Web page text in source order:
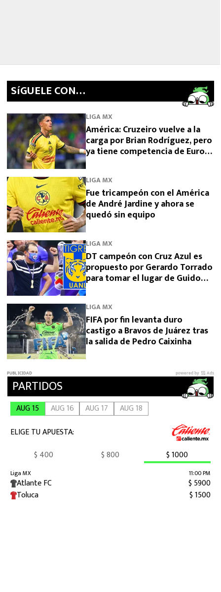
SíGUELE CON…
LIGA MX
América: Cruzeiro vuelve a la
carga por Brian Rodríguez, pero
ya tiene competencia de Europa
LIGA MX
Fue tricampeón con el América
de André Jardine y ahora se
quedó sin equipo
LIGA MX
DT campeón con Cruz Azul es
propuesto por Gerardo Torrado
para tomar el lugar de Guido
LIGA MX
FIFA por fin levanta duro
castigo a Bravos de Juárez tras
la salida de Pedro Caixinha